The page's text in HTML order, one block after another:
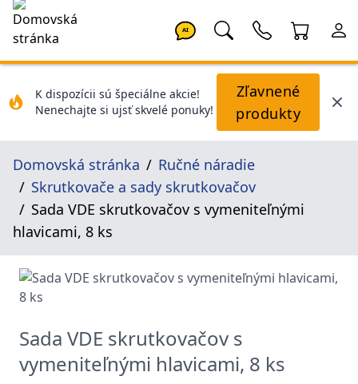
AI
K dispozícii sú špeciálne akcie!
Nenechajte si ujsť skvelé ponuky!
Zľavnené
produkty
Domovská stránka
Ručné náradie
Skrutkovače a sady skrutkovačov
Sada VDE skrutkovačov s vymeniteľnými
hlavicami, 8 ks
Sada VDE skrutkovačov s
vymeniteľnými hlavicami, 8 ks